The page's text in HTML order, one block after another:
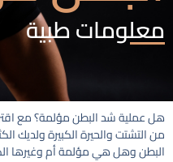
معلومات طبية
هل عملية شد البطن مؤلمة؟ مع
من التشتت والحيرة الكبيرة ولديك
البطن وهل هي مؤلمة أم وغيرها